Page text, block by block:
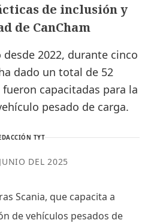
de inclusión y
de CanCham
2022, durante cinco
dado un total de 52
capacitadas para la
pesado de carga.
TYT
DEL 2025
Scania, que capacita a
de vehículos pesados de